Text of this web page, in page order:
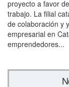
proyecto a favor
trabajo. La filial
de colaboración y
empresarial en
emprendedores...